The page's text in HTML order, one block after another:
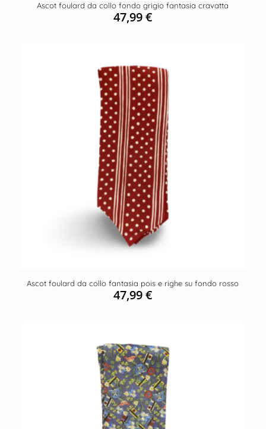
Ascot foulard da collo fondo grigio fantasia cravatta
47,99€
Ascot foulard da collo fantasia pois e righe su fondo rosso
47,99€